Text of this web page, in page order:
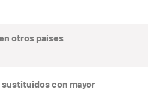
otros países
con mayor